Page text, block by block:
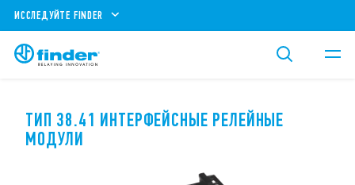
ИССЛЕДУЙТЕ FINDER
ТИП 38.41 ИНТЕРФЕЙСНЫЕ РЕЛЕЙНЫЕ
МОДУЛИ